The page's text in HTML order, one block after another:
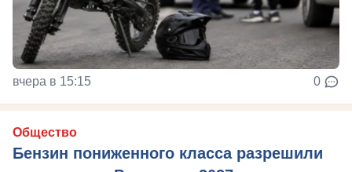
вчера в 15:15 0
Общество
Бензин пониженного класса разрешили